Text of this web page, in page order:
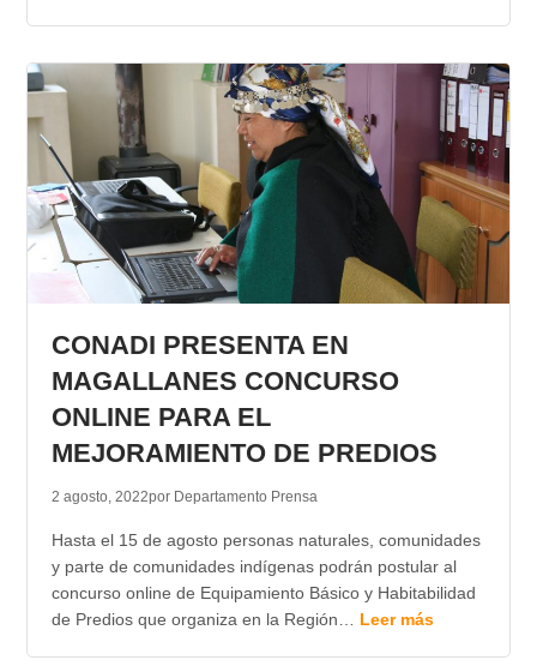
CONADI PRESENTA EN
MAGALLANES CONCURSO
ONLINE PARA EL
MEJORAMIENTO DE PREDIOS
2 agosto, 2022por Departamento Prensa
Hasta el 15 de agosto personas naturales, comunidades
y parte de comunidades indígenas podrán postular al
concurso online de Equipamiento Básico y Habitabilidad
de Predios que organiza en la Región… Leer más